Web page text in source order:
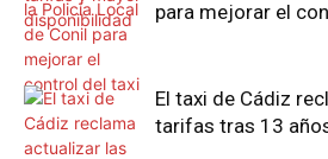
para mejorar el
El taxi de Cádiz
tarifas tras 13